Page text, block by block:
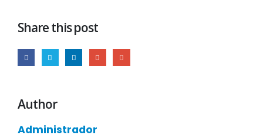
Share this post
Author
Administrador